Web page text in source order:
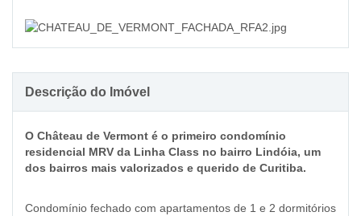
Descrição do Imóvel
O Château de Vermont é o primeiro condomínio
residencial MRV da Linha Class no bairro Lindóia, um
dos bairros mais valorizados e querido de Curitiba.
Condomínio fechado com apartamentos de 1 e 2 dormitórios